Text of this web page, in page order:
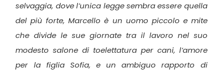
selvaggia, dove l’unica legge sembra essere quella
del più forte, Marcello è un uomo piccolo e mite
che divide le sue giornate tra il lavoro nel suo
modesto salone di toelettatura per cani, l’amore
per la figlia Sofia, e un ambiguo rapporto di